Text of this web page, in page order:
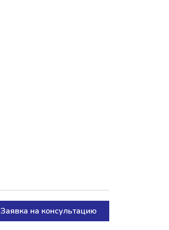
Заявка на консультацию